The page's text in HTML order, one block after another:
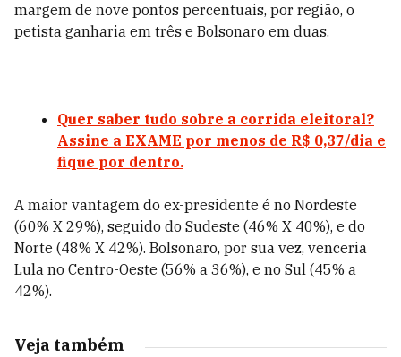
margem de nove pontos percentuais, por região, o
petista ganharia em três e Bolsonaro em duas.
Quer saber tudo sobre a corrida eleitoral?
Assine a EXAME por menos de R$ 0,37/dia e
fique por dentro.
A maior vantagem do ex-presidente é no Nordeste
(60% X 29%), seguido do Sudeste (46% X 40%), e do
Norte (48% X 42%). Bolsonaro, por sua vez, venceria
Lula no Centro-Oeste (56% a 36%), e no Sul (45% a
42%).
Veja também